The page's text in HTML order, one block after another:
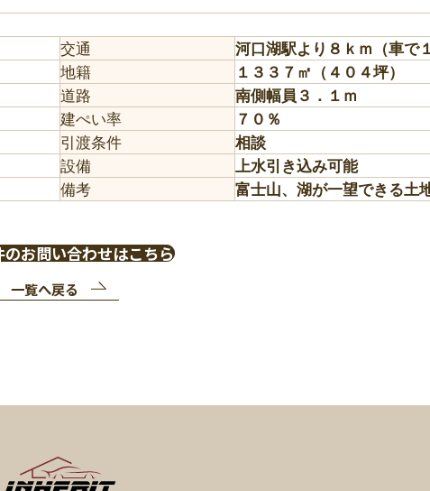
交通
河口湖駅より８ｋｍ（車で
地籍
１３３７㎡（４０４坪）
道路
南側幅員３．１ｍ
建ぺい率
７０％
引渡条件
相談
設備
上水引き込み可能
備考 富士山、湖が一望できる土地
のお問い合わせはこちら
一覧へ戻る